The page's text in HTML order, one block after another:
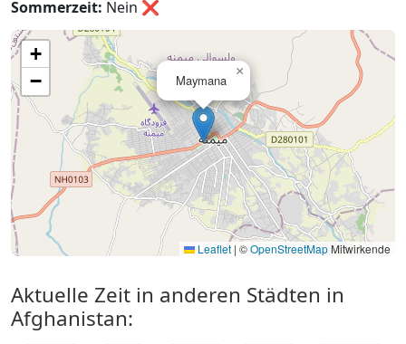
Sommerzeit: Nein ❌
Maymana
×
+
−
Leaflet | ©OpenStreetMapMitwirkende
Aktuelle Zeit in anderen Städten in
Afghanistan: